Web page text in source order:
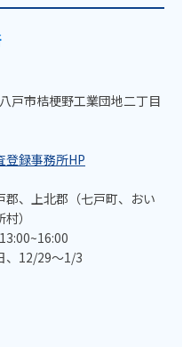
戸市桔梗野工業団地二丁目
登録事務所HP
郡、上北郡（七戸町、おい
）
、12/29～1/3